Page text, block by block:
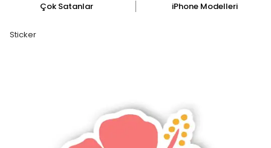
Çok Satanlar iPhone Modelleri
Sticker